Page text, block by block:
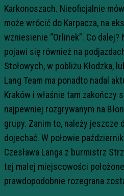
Karkonoszach. Nieoficjalnie
może wrócić do Karpacza, na
wzniesienie “Orlinek”. Co
pojawi się również na
Stołowych, w pobliżu Kłodzka,
Lang Team ma ponadto nadal
Kraków i właśnie tam zakończy
najpewniej rozgrywanym na
grupy. Zanim to, należy jeszcze
dojechać. W połowie
Czesława Langa z burmistrz
tej małej miejscowości
prawdopodobnie rozegrana